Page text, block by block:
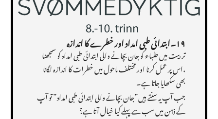
۱۹۔ابتدائی طبی امداد اور خطرے کا اندازہ
تربیت میں طلباء کو جان بچانے والی ابتدائی طبی امداد کو سمجھنا
،اس پر عمل کرنا اور مختلف ماحول میں خطرات کا اندازہ لگانا
بھی سکھایا جاتا ہے۔
جب آپ یہ سنتے ہیں”جان بچانے والی ابتدائی طبی امداد” تو آپ
کے ذہن میں سب سے پہلے کیا خیال آتا ہے؟